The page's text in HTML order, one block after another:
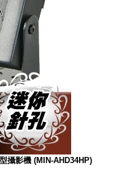
攝影機 (MIN-AHD34HP)